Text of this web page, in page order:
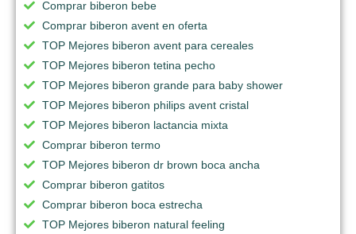
Comprar biberon bebe
Comprar biberon avent en oferta
TOP Mejores biberon avent para cereales
TOP Mejores biberon tetina pecho
TOP Mejores biberon grande para baby shower
TOP Mejores biberon philips avent cristal
TOP Mejores biberon lactancia mixta
Comprar biberon termo
TOP Mejores biberon dr brown boca ancha
Comprar biberon gatitos
Comprar biberon boca estrecha
TOP Mejores biberon natural feeling